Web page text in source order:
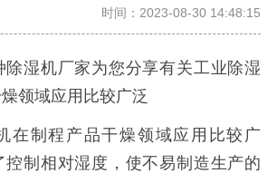
时间：2023-08-30 14:48:15
湿机厂家为您分享有关工业除湿
领域应用比较广泛
制程产品干燥领域应用比较广
控制相对湿度，使不易制造生产的